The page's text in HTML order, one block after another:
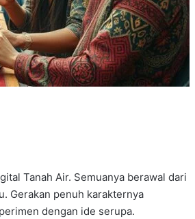
Tanah Air. Semuanya berawal dari
Gerakan penuh karakternya
dengan ide serupa.